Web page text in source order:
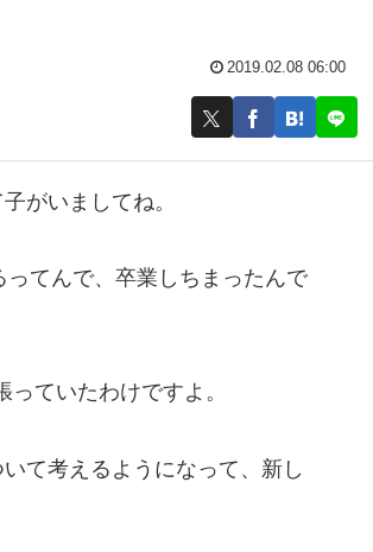
2019.02.08 06:00
がいましてね。
てんで、卒業しちまったんで
ていたわけですよ。
て考えるようになって、新し